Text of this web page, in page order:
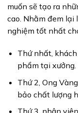
muốn sẽ tạo ra
cao. Nhằm đem lại
nghiệm tốt nhất
Thứ nhất,
phẩm tại xưởng.
Thứ 2, Ong
bảo chất lượng